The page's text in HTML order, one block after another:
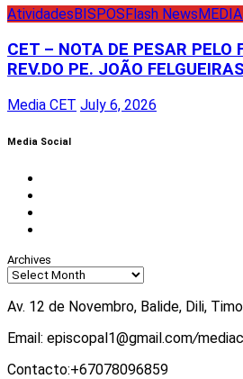
Atividades BISPOS Flash News
CET – NOTA DE PESAR PELO
REV.DO PE. JOÃO
Media CET July 6, 2026
Media Social
Archives
Av. 12 de Novembro, Balide, Dili,
Email: episcopal1@gmail.com/
Contacto:+67078096859